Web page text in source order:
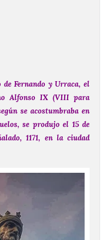
Fernando y Urraca, el
Alfonso IX (VIII para
se acostumbraba en
se produjo el 15 de
1171, en la ciudad